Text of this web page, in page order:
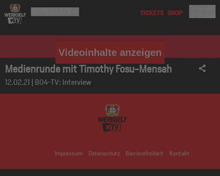
Videoinhalte anzeigen
Medienrunde mit Timothy Fosu-Mensah
12.02.21 | B04-TV: Interview
Impressum Datenschutz Barrierefreiheit Kontakt